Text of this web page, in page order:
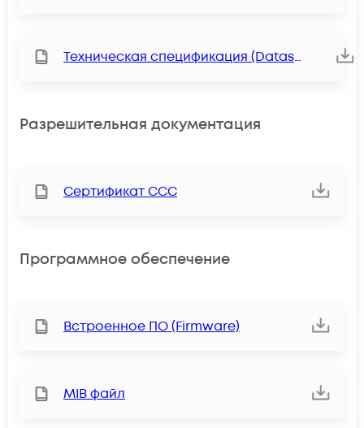
Техническая спецификация (Datasheet)
Разрешительная документация
Сертификат ССС
Программное обеспечение
Встроенное ПО (Firmware)
MIB файл